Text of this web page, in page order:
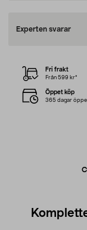
Experten svarar
Fri frakt
Från 599 kr*
Öppet köp
365 dagar